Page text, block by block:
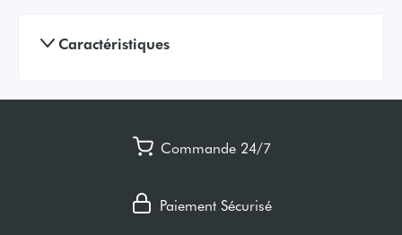
Caractéristiques
Commande 24/7
Paiement Sécurisé